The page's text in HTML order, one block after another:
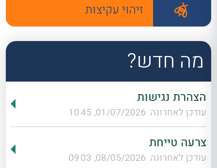
זיהוי עקיצות
מה חדש?
הצהרת נגישות
עודכן לאחרונה: 01/07/2026, 10:45
צרעה טייחת
עודכן לאחרונה: 08/05/2026, 09:03